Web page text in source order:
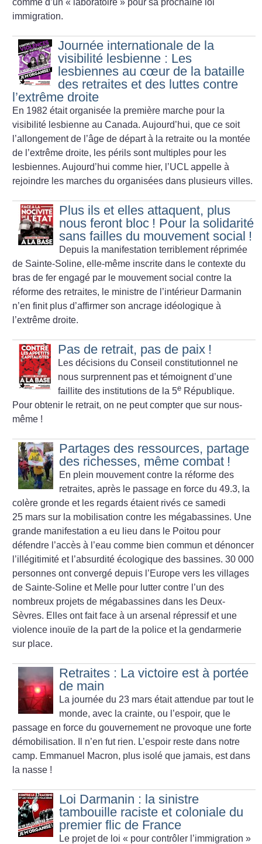
comme d’un « laboratoire » pour sa prochaine loi
immigration.
Journée internationale de la
visibilité lesbienne : Les
lesbiennes au cœur de la bataille
des retraites et des luttes contre
l’extrême droite
En 1982 était organisée la première marche pour la
visibilité lesbienne au Canada. Aujourd’hui, que ce soit
l’allongement de l’âge de départ à la retraite ou la montée
de l’extrême droite, les périls sont multiples pour les
lesbiennes. Aujourd’hui comme hier, l’UCL appelle à
rejoindre les marches du organisées dans plusieurs villes.
Plus ils et elles attaquent, plus
nous feront bloc ! Pour la solidarité
sans failles du mouvement social !
Depuis la manifestation terriblement réprimée
de Sainte-Soline, elle-même inscrite dans le contexte du
bras de fer engagé par le mouvement social contre la
réforme des retraites, le ministre de l’intérieur Darmanin
n’en finit plus d’affirmer son ancrage idéologique à
l’extrême droite.
Pas de retrait, pas de paix !
Les décisions du Conseil constitutionnel ne
nous surprennent pas et témoignent d’une
faillite des institutions de la 5e République.
Pour obtenir le retrait, on ne peut compter que sur nous-
même !
Partages des ressources, partage
des richesses, même combat !
En plein mouvement contre la réforme des
retraites, après le passage en force du 49.3, la
colère gronde et les regards étaient rivés ce samedi
25 mars sur la mobilisation contre les mégabassines. Une
grande manifestation a eu lieu dans le Poitou pour
défendre l’accès à l’eau comme bien commun et dénoncer
l’illégitimité et l’absurdité écologique des bassines. 30 000
personnes ont convergé depuis l’Europe vers les villages
de Sainte-Soline et Melle pour lutter contre l’un des
nombreux projets de mégabassines dans les Deux-
Sèvres. Elles ont fait face à un arsenal répressif et une
violence inouïe de la part de la police et la gendarmerie
sur place.
Retraites : La victoire est à portée
de main
La journée du 23 mars était attendue par tout le
monde, avec la crainte, ou l’espoir, que le
passage en force du gouvernement ne provoque une forte
démobilisation. Il n’en fut rien. L’espoir reste dans notre
camp. Emmanuel Macron, plus isolé que jamais, est dans
la nasse !
Loi Darmanin : la sinistre
tambouille raciste et coloniale du
premier flic de France
Le projet de loi « pour contrôler l’immigration »